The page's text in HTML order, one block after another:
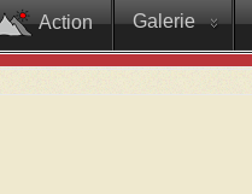
Action Galerie